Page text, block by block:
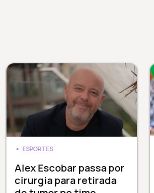
ESPORTES
Alex Escobar passa por
cirurgia para retirada